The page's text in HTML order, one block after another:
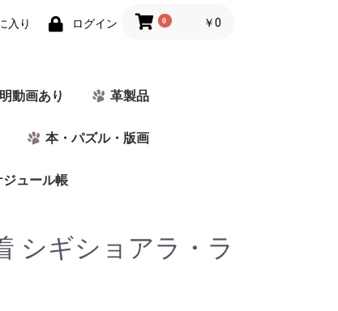
入り ログイン 0 ￥0
動画あり 革製品
本・パズル・版画
ュール帳
シギショアラ・ラ